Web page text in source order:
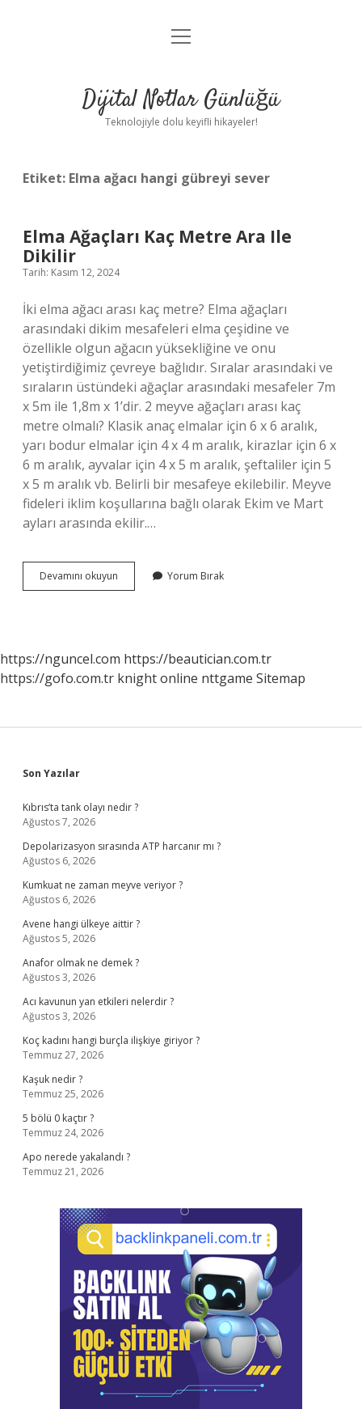
Anasayfa
Yasal Uyarı
menüyü
Dijital Notlar Günlüğü
Teknolojiyle dolu keyifli hikayeler!
Etiket: Elma ağacı hangi gübreyi sever
Elma Ağaçları Kaç Metre Ara Ile
Dikilir
Tarih: Kasım 12, 2024
İki elma ağacı arası kaç metre? Elma ağaçları
arasındaki dikim mesafeleri elma çeşidine ve
özellikle olgun ağacın yüksekliğine ve onu
yetiştirdiğimiz çevreye bağlıdır. Sıralar arasındaki ve
sıraların üstündeki ağaçlar arasındaki mesafeler 7m
x 5m ile 1,8m x 1’dir. 2 meyve ağaçları arası kaç
metre olmalı? Klasik anaç elmalar için 6 x 6 aralık,
yarı bodur elmalar için 4 x 4 m aralık, kirazlar için 6 x
6 m aralık, ayvalar için 4 x 5 m aralık, şeftaliler için 5
x 5 m aralık vb. Belirli bir mesafeye ekilebilir. Meyve
fideleri iklim koşullarına bağlı olarak Ekim ve Mart
ayları arasında ekilir.…
Devamını okuyun
Ağaçları
Dikilir
Yorum Bırak
https://nguncel.com https://beautician.com.tr
https://gofo.com.tr knight online nttgame Sitemap
Sidebar
Son Yazılar
Kıbrıs’ta tank olayı nedir ?
Ağustos 7, 2026
Depolarizasyon sırasında ATP harcanır mı ?
Ağustos 6, 2026
Kumkuat ne zaman meyve veriyor ?
Ağustos 6, 2026
Avene hangi ülkeye aittir ?
Ağustos 5, 2026
Anafor olmak ne demek ?
Ağustos 3, 2026
Acı kavunun yan etkileri nelerdir ?
Ağustos 3, 2026
Koç kadını hangi burçla ilişkiye giriyor ?
Temmuz 27, 2026
Kaşuk nedir ?
Temmuz 25, 2026
5 bölü 0 kaçtır ?
Temmuz 24, 2026
Apo nerede yakalandı ?
Temmuz 21, 2026